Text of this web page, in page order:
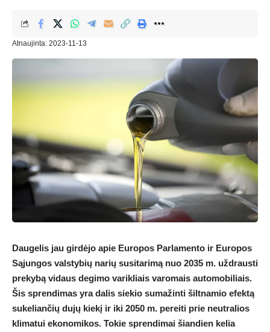
Atnaujinta: 2023-11-13
Daugelis jau girdėjo apie Europos Parlamento ir Europos
Sąjungos valstybių narių susitarimą nuo 2035 m. uždrausti
prekybą vidaus degimo varikliais varomais automobiliais.
Šis sprendimas yra dalis siekio sumažinti šiltnamio efektą
sukeliančių dujų kiekį ir iki 2050 m. pereiti prie neutralios
klimatui ekonomikos. Tokie sprendimai šiandien kelia